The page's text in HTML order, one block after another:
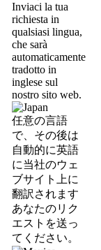
Inviaci la tua
richiesta in
qualsiasi lingua,
che sarà
automaticamente
tradotto in
inglese sul
nostro sito web.
任意の言語
で、その後は
自動的に英語
に当社のウェ
ブサイト上に
翻訳されます
あなたのリク
エストを送っ
てください。